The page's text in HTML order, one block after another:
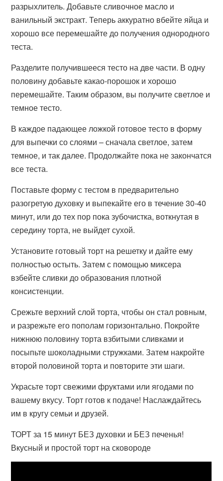
разрыхлитель. Добавьте сливочное масло и
ванильный экстракт. Теперь аккуратно вбейте яйца и
хорошо все перемешайте до получения однородного
теста.
Разделите получившееся тесто на две части. В одну
половину добавьте какао-порошок и хорошо
перемешайте. Таким образом, вы получите светлое и
темное тесто.
В каждое падающее ложкой готовое тесто в форму
для выпечки со слоями – сначала светлое, затем
темное, и так далее. Продолжайте пока не закончатся
все теста.
Поставьте форму с тестом в предварительно
разогретую духовку и выпекайте его в течение 30-40
минут, или до тех пор пока зубочистка, воткнутая в
середину торта, не выйдет сухой.
Установите готовый торт на решетку и дайте ему
полностью остыть. Затем с помощью миксера
взбейте сливки до образования плотной
консистенции.
Срежьте верхний слой торта, чтобы он стал ровным,
и разрежьте его пополам горизонтально. Покройте
нижнюю половину торта взбитыми сливками и
посыпьте шоколадными стружками. Затем накройте
второй половиной торта и повторите эти шаги.
Украсьте торт свежими фруктами или ягодами по
вашему вкусу. Торт готов к подаче! Наслаждайтесь
им в кругу семьи и друзей.
ТОРТ за 15 минут БЕЗ духовки и БЕЗ печенья!
Вкусный и простой торт на сковороде